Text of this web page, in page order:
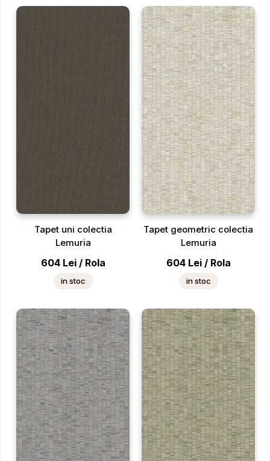
Tapet uni colectia
Lemuria
604 Lei / Rola
in stoc
Tapet geometric colectia
Lemuria
604 Lei / Rola
in stoc